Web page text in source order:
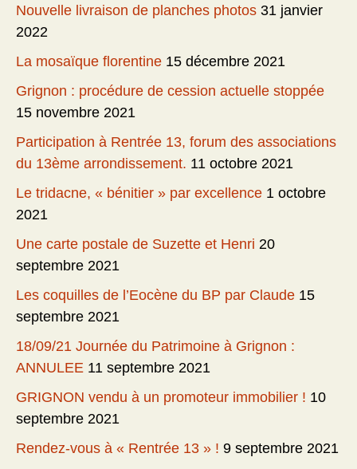
Nouvelle livraison de planches photos 31 janvier
2022
La mosaïque florentine 15 décembre 2021
Grignon : procédure de cession actuelle stoppée
15 novembre 2021
Participation à Rentrée 13, forum des associations
du 13ème arrondissement. 11 octobre 2021
Le tridacne, « bénitier » par excellence 1 octobre
2021
Une carte postale de Suzette et Henri 20
septembre 2021
Les coquilles de l’Eocène du BP par Claude 15
septembre 2021
18/09/21 Journée du Patrimoine à Grignon :
ANNULEE 11 septembre 2021
GRIGNON vendu à un promoteur immobilier ! 10
septembre 2021
Rendez-vous à « Rentrée 13 » ! 9 septembre 2021